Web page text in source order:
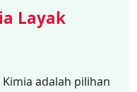
Layak
adalah pilihan